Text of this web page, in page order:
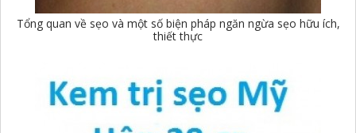
Tổng quan về sẹo và một số biện pháp ngăn ngừa sẹo hữu ích,
thiết thực